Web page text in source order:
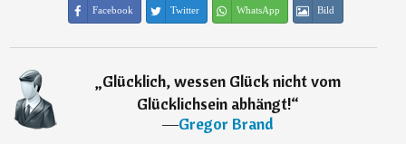
Facebook Twitter WhatsApp Bild
„Glücklich, wessen Glück nicht vom
Glücklichsein abhängt!“
―Gregor Brand